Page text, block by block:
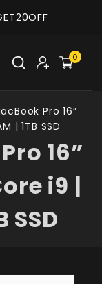
0
Pro 16”
| 1TB SSD
16”
i9 |
SSD